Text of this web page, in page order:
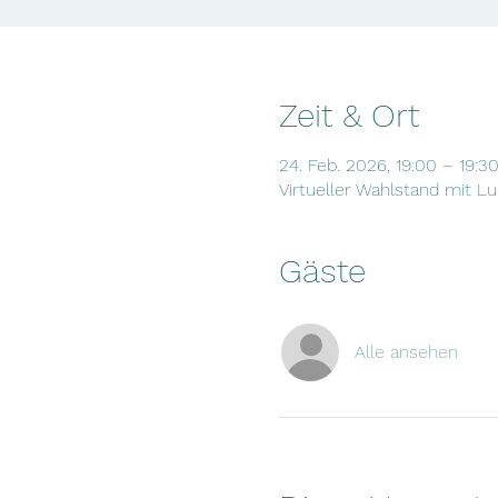
Zeit & Ort
24. Feb. 2026, 19:00 – 19:30
Virtueller Wahlstand mit
Gäste
Alle ansehen